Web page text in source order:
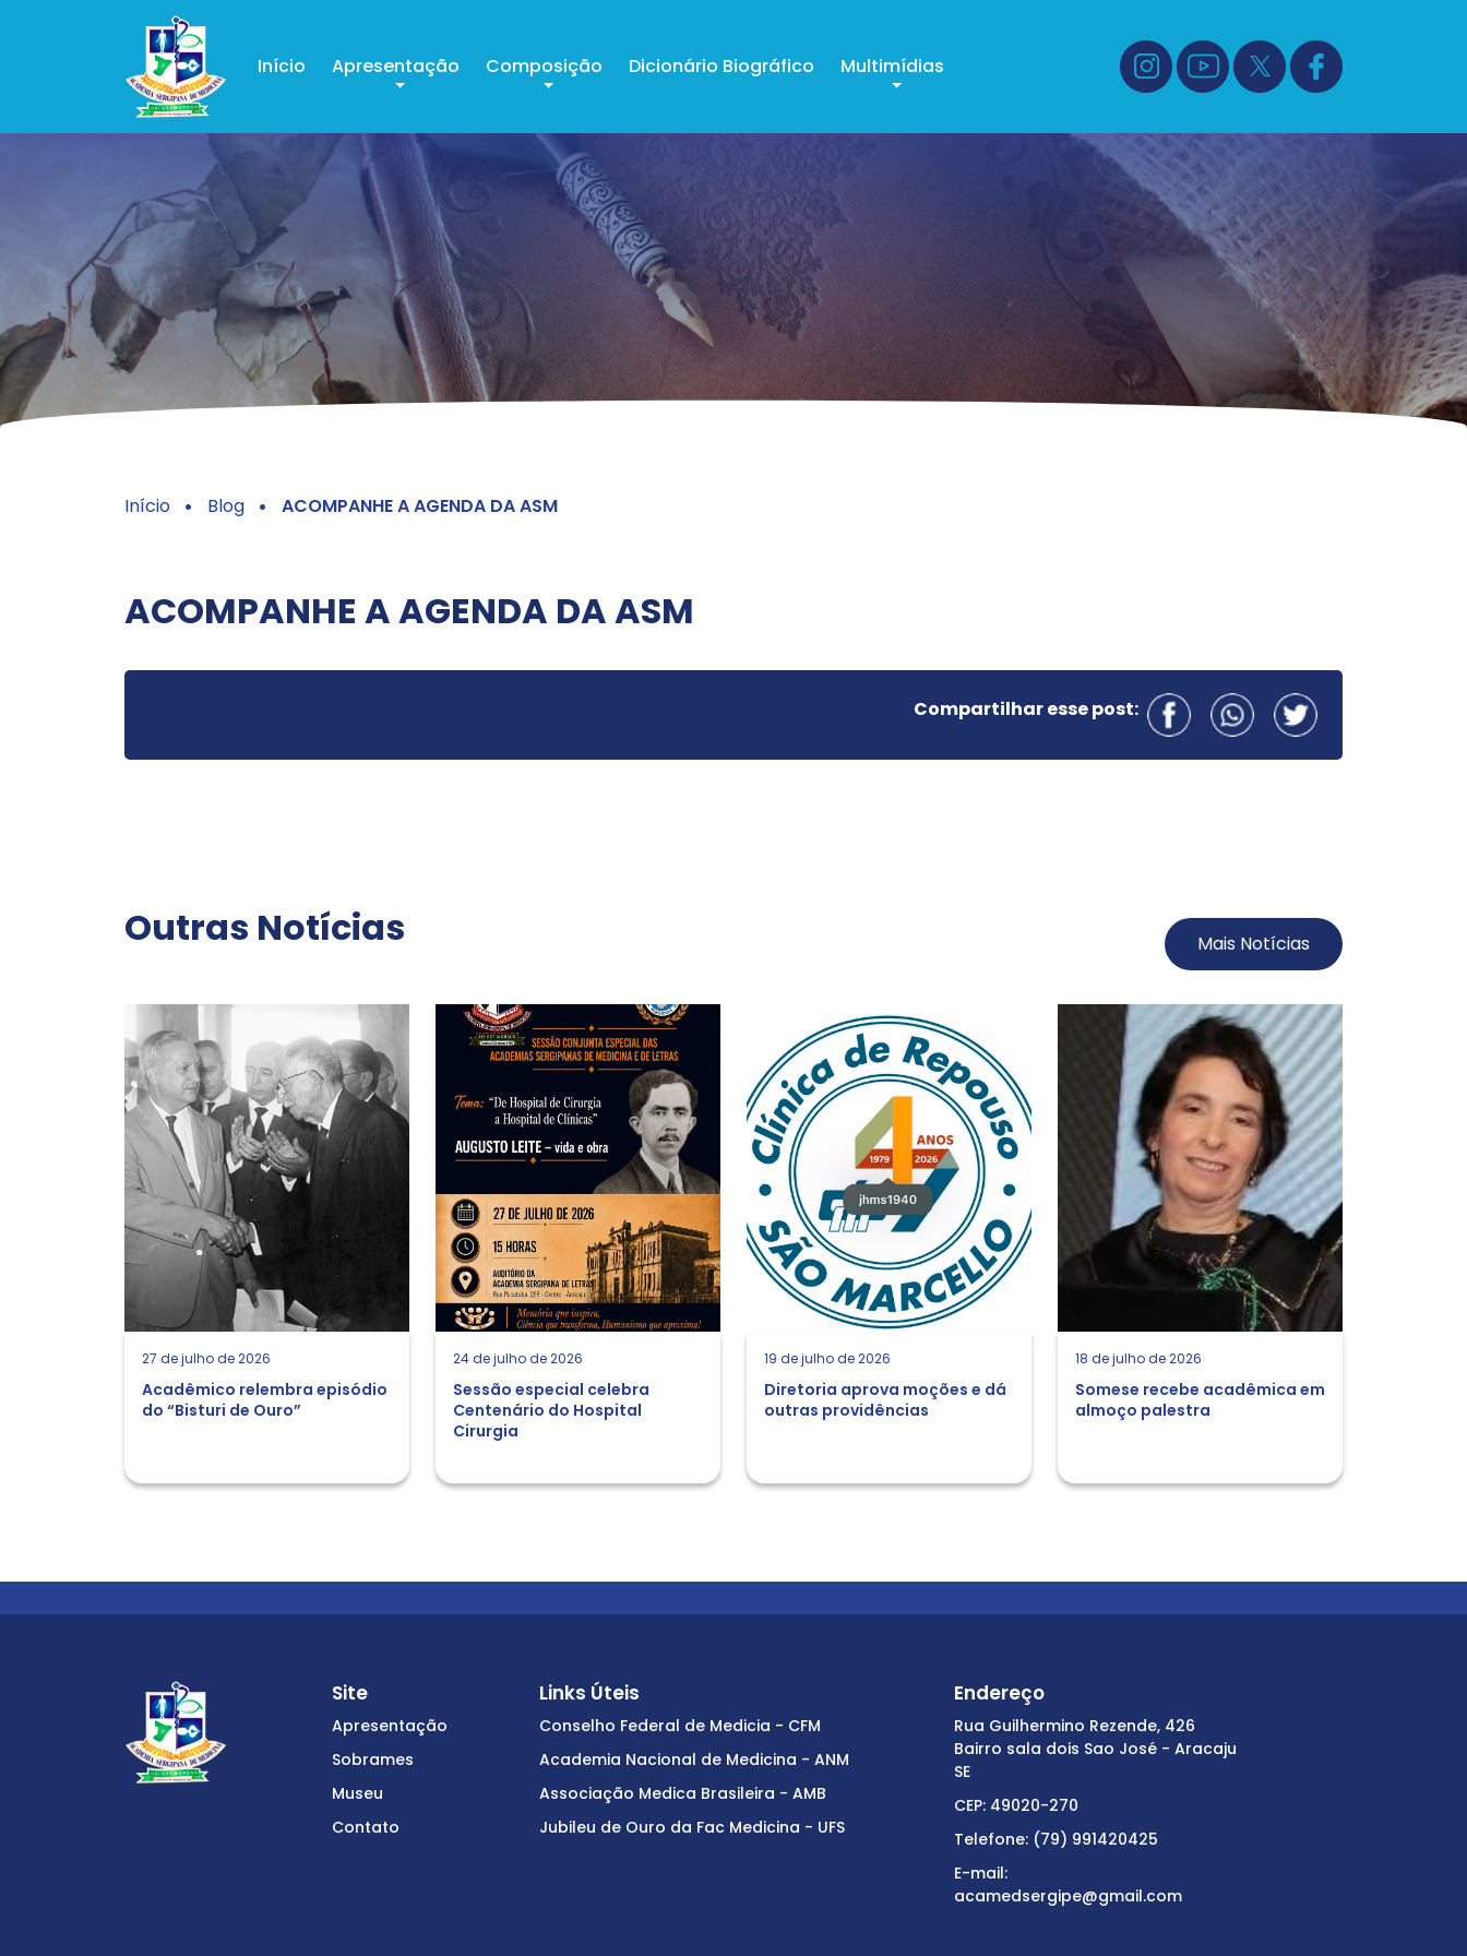
Início Apresentação Composição Dicionário Biográfico Multimídias
Início Blog ACOMPANHE A AGENDA DA ASM
ACOMPANHE A AGENDA DA ASM
Compartilhar esse post:
Outras Notícias Mais Notícias
27 de julho de 2026
Acadêmico relembra episódio
do “Bisturi de Ouro”
24 de julho de 2026
Sessão especial celebra
Centenário do Hospital
Cirurgia
19 de julho de 2026
Diretoria aprova moções e dá
outras providências
18 de julho de 2026
Somese recebe acadêmica em
almoço palestra
Site
Apresentação
Sobrames
Museu
Contato
Links Úteis
Conselho Federal de Medicia - CFM
Academia Nacional de Medicina - ANM
Associação Medica Brasileira - AMB
Jubileu de Ouro da Fac Medicina - UFS
Endereço
Rua Guilhermino Rezende, 426
Bairro sala dois Sao José - Aracaju
SE
CEP: 49020-270
Telefone: (79) 991420425
E-mail:
acamedsergipe@gmail.com